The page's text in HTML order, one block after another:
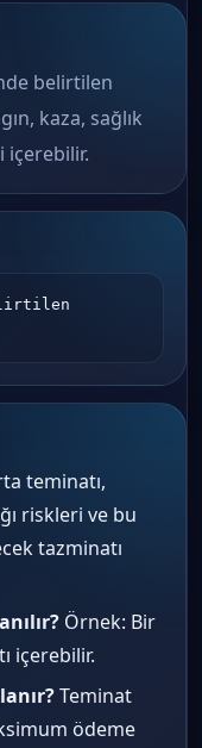
belirtilen
kaza, sağlık
içerebilir.
teminatı,
riskleri ve bu
tazminatı
Örnek: Bir
içerebilir.
Teminat
ödeme